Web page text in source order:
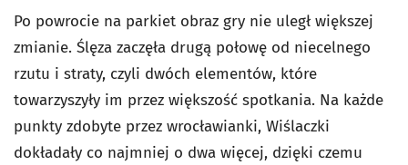
Po powrocie na parkiet obraz gry nie uległ większej
zmianie. Ślęza zaczęła drugą połowę od niecelnego
rzutu i straty, czyli dwóch elementów, które
towarzyszyły im przez większość spotkania. Na każde
punkty zdobyte przez wrocławianki, Wiślaczki
dokładały co najmniej o dwa więcej, dzięki czemu